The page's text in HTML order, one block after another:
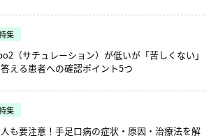
集
（サチュレーション）が低いが「苦しくない」
える患者への確認ポイント5つ
集
も要注意！手足口病の症状・原因・治療法を解